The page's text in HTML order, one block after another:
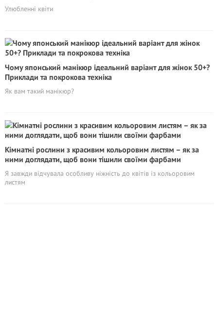
Улюбленні квіти
Чому японський манікюр ідеальний варіант для жінок 50+?
Приклади та покрокова техніка
Як вам такий манікюр?
Кімнатні рослини з красивим кольоровим листям – як за
ними доглядати, щоб вони тішили своїми фарбами
Я завжди відчувала особливу ніжність до квітів із кольоровим
листям